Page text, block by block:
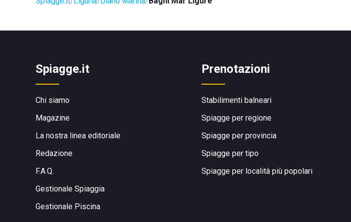
Spiagge.it
Chi siamo
Magazine
La nostra linea editoriale
Redazione
F.A.Q.
Gestionale Spiaggia
Gestionale Piscina
Prenotazioni
Stabilimenti balneari
Spiagge per regione
Spiagge per provincia
Spiagge per tipo
Spiagge per località più popolari